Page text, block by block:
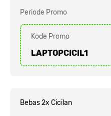
Periode Promo
Kode Promo
LAPTOPCICIL1
Bebas 2x Cicilan